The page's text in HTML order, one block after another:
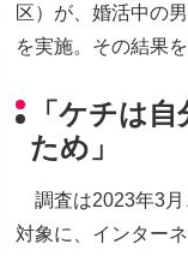
区）が、婚活中の
を実施。その結果
「ケチは
ため」
調査は2023年3月
対象に、インター